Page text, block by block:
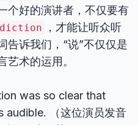
个好的演讲者，不仅要有
diction
，才能让听众听
告诉我们，“说”不仅仅是
艺术的运用。
was so clear that
audible. （这位演员发音